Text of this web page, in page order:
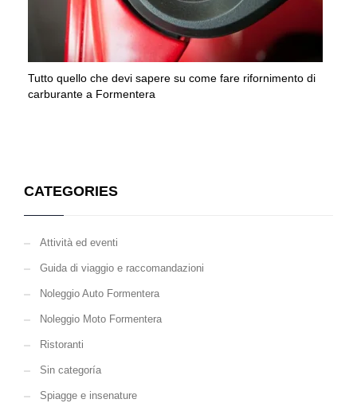
Tutto quello che devi sapere su come fare rifornimento di
carburante a Formentera
CATEGORIES
Attività ed eventi
Guida di viaggio e raccomandazioni
Noleggio Auto Formentera
Noleggio Moto Formentera
Ristoranti
Sin categoría
Spiagge e insenature